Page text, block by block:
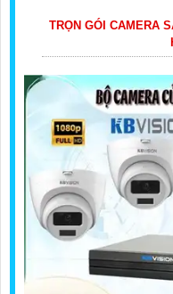
TRỌN GÓI CAMERA